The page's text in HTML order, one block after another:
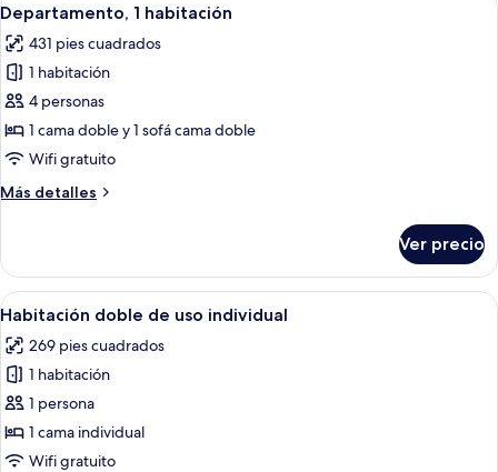
todas
las
fotos
de
Departamento,
1
6
Departamento, 1 habitación
431 pies cuadrados
1 habitación
4 personas
1 cama doble y 1 sofá cama doble
Wifi gratuito
Más detalles
Más
1
habitación
Ver precio
Abrir
todas
las
fotos
de
Habitación
doble
Habitación de hotel con cabecera
5
Habitación doble de uso individual
269 pies cuadrados
1 habitación
1 persona
1 cama individual
Wifi gratuito